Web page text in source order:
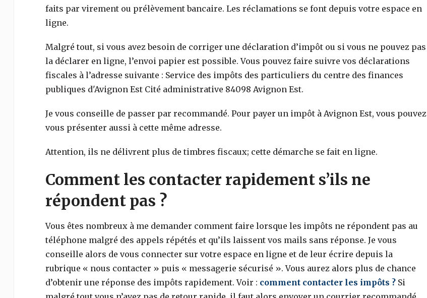
faits par virement ou prélèvement bancaire. Les réclamations se font depuis votre espace en
ligne.
Malgré tout, si vous avez besoin de corriger une déclaration d’impôt ou si vous ne pouvez pas
la déclarer en ligne, l’envoi papier est possible. Vous pouvez faire suivre vos déclarations
fiscales à l’adresse suivante : Service des impôts des particuliers du centre des finances
publiques d'Avignon Est Cité administrative 84098 Avignon Est.
Je vous conseille de passer par recommandé. Pour payer un impôt à Avignon Est, vous pouvez
vous présenter aussi à cette même adresse.
Attention, ils ne délivrent plus de timbres fiscaux; cette démarche se fait en ligne.
Comment les contacter rapidement s’ils ne
répondent pas ?
Vous êtes nombreux à me demander comment faire lorsque les impôts ne répondent pas au
téléphone malgré des appels répétés et qu’ils laissent vos mails sans réponse. Je vous
conseille alors de vous connecter sur votre espace en ligne et de leur écrire depuis la
rubrique « nous contacter » puis « messagerie sécurisé ». Vous aurez alors plus de chance
d’obtenir une réponse des impôts rapidement. Voir : comment contacter les impôts ? Si